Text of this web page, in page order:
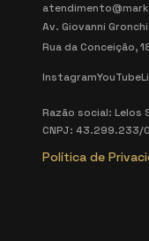
Av. Giovanni
Rua da Conceição,
InstagramYouTube
Razão social: Lelos
CNPJ: 43.299.233/
Política de